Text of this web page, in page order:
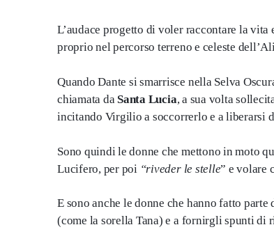
L’audace progetto di voler raccontare la
proprio nel percorso terreno e celeste
Quando Dante si smarrisce nella Selva
chiamata da Santa Lucia, a sua volta
incitando Virgilio a soccorrerlo e a liberarsi
Sono quindi le donne che mettono in moto
Lucifero, per poi “riveder le stelle” e volare
E sono anche le donne che hanno fatto parte
(come la sorella Tana) e a fornirgli spunti di